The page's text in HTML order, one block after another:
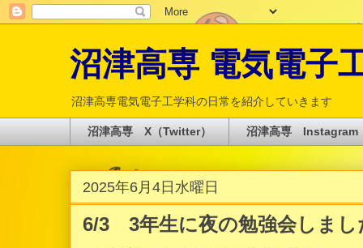
沼津高専 電気電子
沼津高専電気電子工学科の日常を紹介していきます
沼津高専 X（Twitter） 沼津高専 Instagram
2025年6月4日水曜日
6/3 3年生に夜の勉強会しまし